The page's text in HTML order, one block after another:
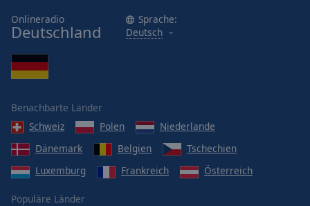
Onlineradio
Deutschland
Sprache:
Deutsch
Benachbarte Länder
Schweiz
Polen
Niederlande
Dänemark
Belgien
Tschechien
Luxemburg
Frankreich Österreich
Populäre Länder